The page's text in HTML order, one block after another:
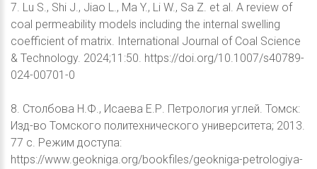
7. Lu S., Shi J., Jiao L., Ma Y., Li W., Sa Z. et al. A review of
coal permeability models including the internal swelling
coefficient of matrix. International Journal of Coal Science
& Technology. 2024;11:50. https://doi.org/10.1007/s40789-
024-00701-0
8. Столбова Н.Ф., Исаева Е.Р. Петрология углей. Томск:
Изд-во Томского политехнического университета; 2013.
77 с. Режим доступа:
https://www.geokniga.org/bookfiles/geokniga-petrologiya-